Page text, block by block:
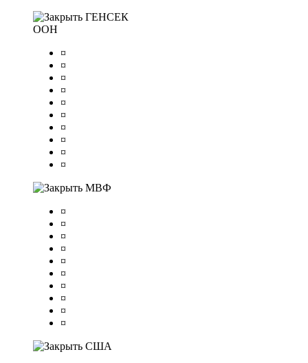
ГЕНСЕК
ООН
¤
¤
¤
¤
¤
¤
¤
¤
¤
¤
МВФ
¤
¤
¤
¤
¤
¤
¤
¤
¤
¤
США